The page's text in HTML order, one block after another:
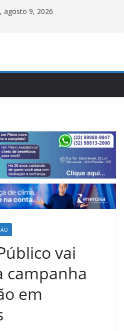
agosto 9, 2026
vai
campanha
em